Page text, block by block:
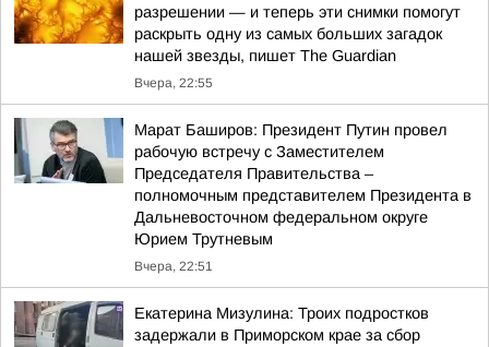
разрешении — и теперь эти снимки помогут
раскрыть одну из самых больших загадок
нашей звезды, пишет The Guardian
Вчера, 22:55
Марат Баширов: Президент Путин провел
рабочую встречу с Заместителем
Председателя Правительства –
полномочным представителем Президента в
Дальневосточном федеральном округе
Юрием Трутневым
Вчера, 22:51
Екатерина Мизулина: Троих подростков
задержали в Приморском крае за сбор